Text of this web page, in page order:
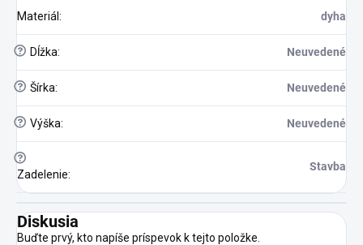
Materiál : dyha
? Dĺžka: Neuvedené
? Šírka: Neuvedené
? Výška: Neuvedené
?
Zadelenie:
Stavba
Diskusia
Buďte prvý, kto napíše príspevok k tejto položke.